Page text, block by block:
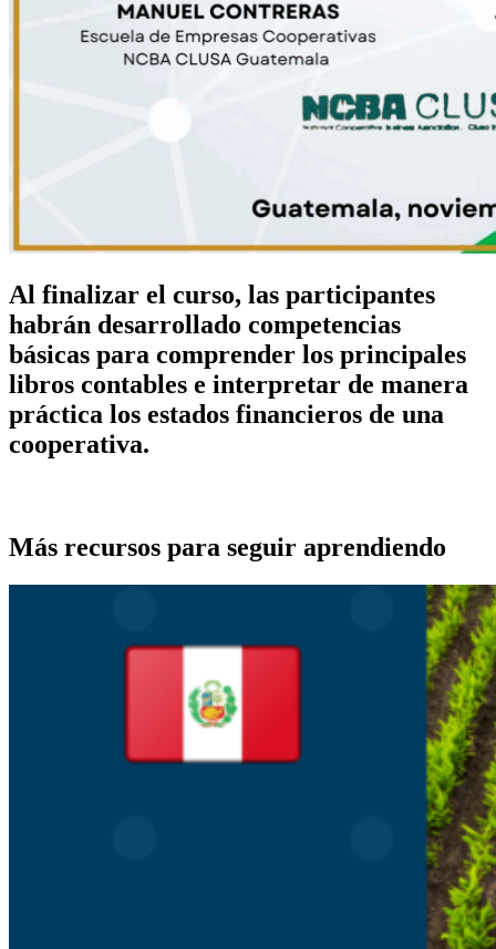
Al finalizar el curso, las participantes
habrán desarrollado competencias
básicas para comprender los principales
libros contables e interpretar de manera
práctica los estados financieros de una
cooperativa.
Más recursos para seguir aprendiendo